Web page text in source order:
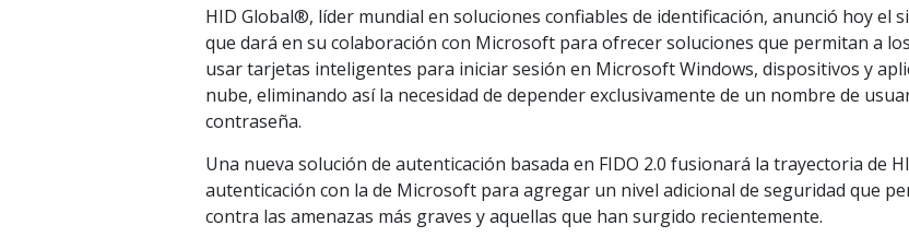
HID Global®, líder mundial en soluciones confiables de identificación, anunció hoy el
que dará en su colaboración con Microsoft para ofrecer soluciones que permitan a
usar tarjetas inteligentes para iniciar sesión en Microsoft Windows, dispositivos y
nube, eliminando así la necesidad de depender exclusivamente de un nombre de
contraseña.
Una nueva solución de autenticación basada en FIDO 2.0 fusionará la trayectoria de
autenticación con la de Microsoft para agregar un nivel adicional de seguridad que
contra las amenazas más graves y aquellas que han surgido recientemente.